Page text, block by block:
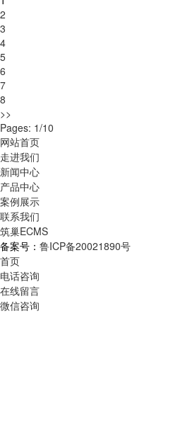
2
3
4
5
6
7
8
>>
Pages: 1/10
网站首页
走进我们
新闻中心
产品中心
案例展示
联系我们
筑巢ECMS
备案号： 鲁ICP备20021890号
首页
电话咨询
在线留言
微信咨询